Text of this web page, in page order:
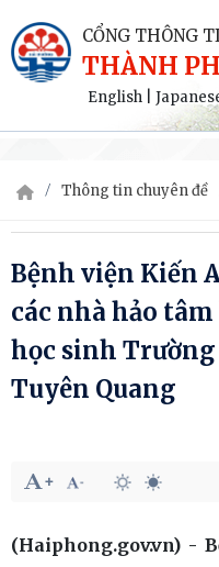
CỔNG THÔNG
THÀNH
English
Thông tin chuyên đề
Bệnh viện Kiến
các nhà hảo
học sinh Trường
Tuyên Quang
(Haiphong.gov.vn) -